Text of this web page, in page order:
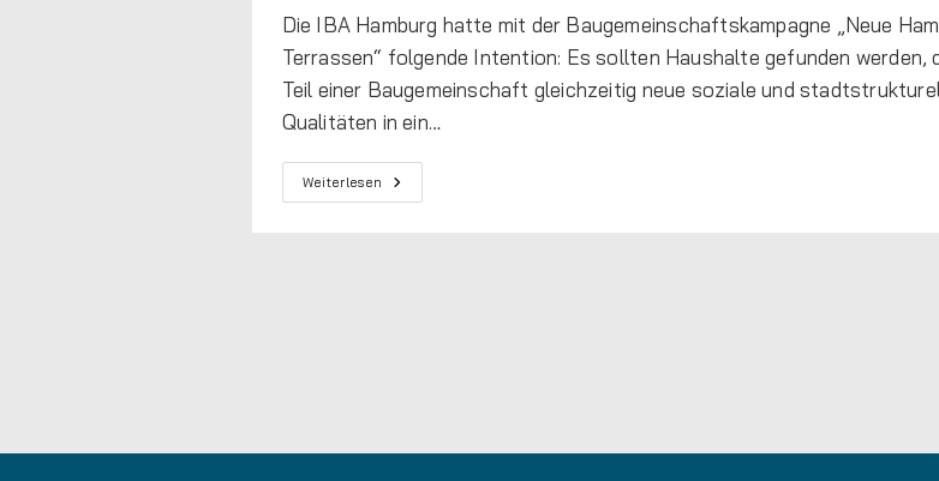
Die IBA Hamburg hatte mit der Baugemeinschaftskampagne „Neue
Terrassen“ folgende Intention: Es sollten Haushalte gefunden werden,
Teil einer Baugemeinschaft gleichzeitig neue soziale und
Qualitäten in ein…
Weiterlesen